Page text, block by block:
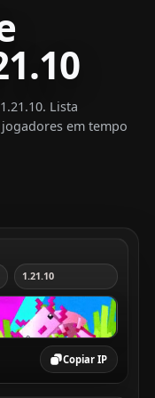
Lista
em tempo
rank,
Copiar IP
1.21.10